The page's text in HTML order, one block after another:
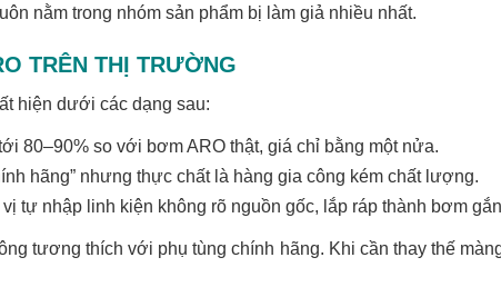
nằm trong nhóm sản phẩm bị làm giả nhiều nhất.
TRÊN THỊ TRƯỜNG
hiện dưới các dạng sau:
80–90% so với bơm ARO thật, giá chỉ bằng một nửa.
hãng” nhưng thực chất là hàng gia công kém chất lượng.
tự nhập linh kiện không rõ nguồn gốc, lắp ráp thành bơm
tương thích với phụ tùng chính hãng. Khi cần thay thế